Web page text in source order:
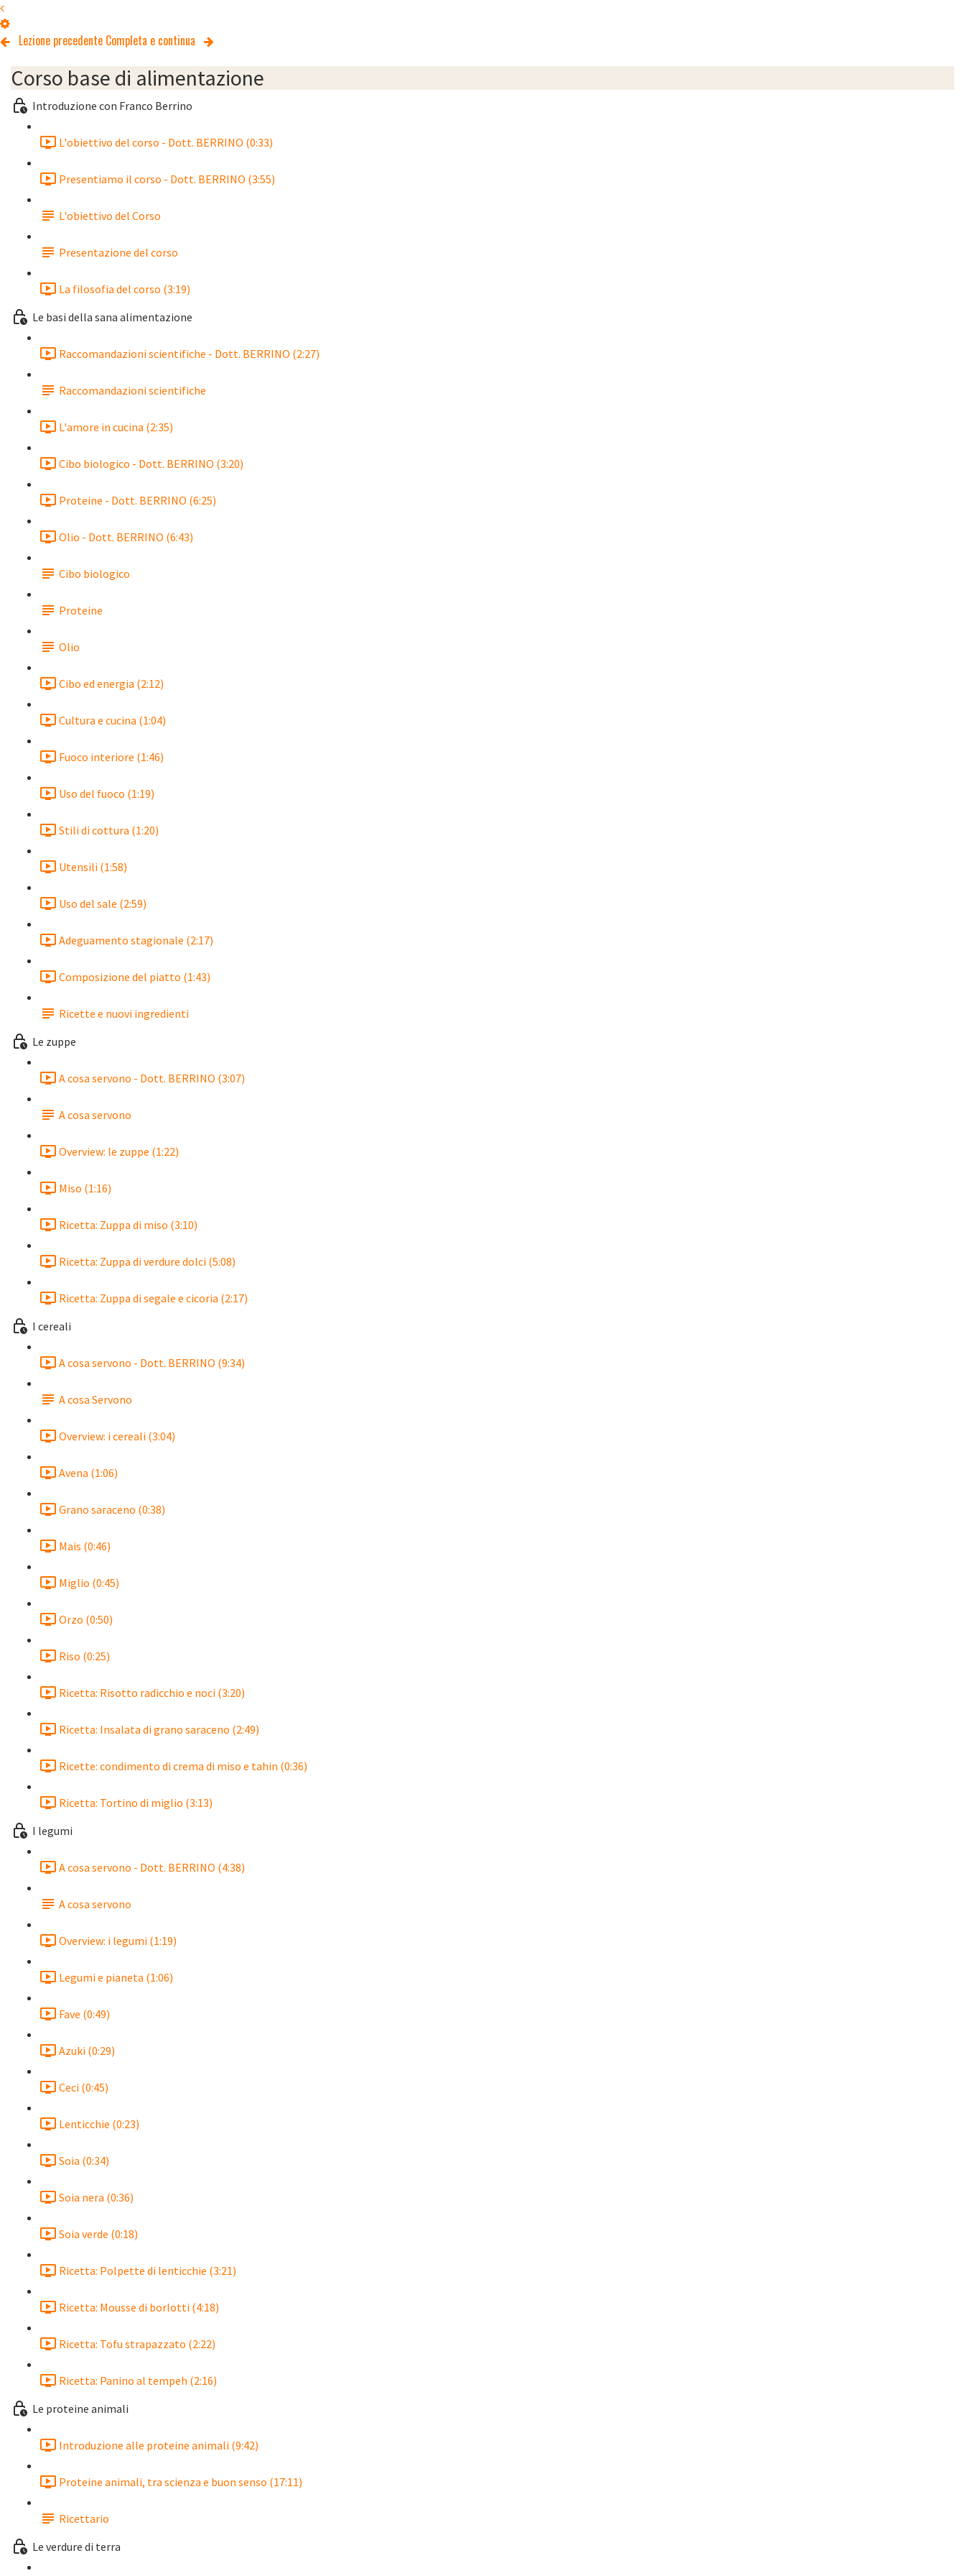
Lezione precedente Completa e continua
Corso base di alimentazione
Introduzione con Franco Berrino
L'obiettivo del corso - Dott. BERRINO (0:33)
Presentiamo il corso - Dott. BERRINO (3:55)
L'obiettivo del Corso
Presentazione del corso
La filosofia del corso (3:19)
Le basi della sana alimentazione
Raccomandazioni scientifiche - Dott. BERRINO (2:27)
Raccomandazioni scientifiche
L'amore in cucina (2:35)
Cibo biologico - Dott. BERRINO (3:20)
Proteine - Dott. BERRINO (6:25)
Olio - Dott. BERRINO (6:43)
Cibo biologico
Proteine
Olio
Cibo ed energia (2:12)
Cultura e cucina (1:04)
Fuoco interiore (1:46)
Uso del fuoco (1:19)
Stili di cottura (1:20)
Utensili (1:58)
Uso del sale (2:59)
Adeguamento stagionale (2:17)
Composizione del piatto (1:43)
Ricette e nuovi ingredienti
Le zuppe
A cosa servono - Dott. BERRINO (3:07)
A cosa servono
Overview: le zuppe (1:22)
Miso (1:16)
Ricetta: Zuppa di miso (3:10)
Ricetta: Zuppa di verdure dolci (5:08)
Ricetta: Zuppa di segale e cicoria (2:17)
I cereali
A cosa servono - Dott. BERRINO (9:34)
A cosa Servono
Overview: i cereali (3:04)
Avena (1:06)
Grano saraceno (0:38)
Mais (0:46)
Miglio (0:45)
Orzo (0:50)
Riso (0:25)
Ricetta: Risotto radicchio e noci (3:20)
Ricetta: Insalata di grano saraceno (2:49)
Ricette: condimento di crema di miso e tahin (0:36)
Ricetta: Tortino di miglio (3:13)
I legumi
A cosa servono - Dott. BERRINO (4:38)
A cosa servono
Overview: i legumi (1:19)
Legumi e pianeta (1:06)
Fave (0:49)
Azuki (0:29)
Ceci (0:45)
Lenticchie (0:23)
Soia (0:34)
Soia nera (0:36)
Soia verde (0:18)
Ricetta: Polpette di lenticchie (3:21)
Ricetta: Mousse di borlotti (4:18)
Ricetta: Tofu strapazzato (2:22)
Ricetta: Panino al tempeh (2:16)
Le proteine animali
Introduzione alle proteine animali (9:42)
Proteine animali, tra scienza e buon senso (17:11)
Ricettario
Le verdure di terra